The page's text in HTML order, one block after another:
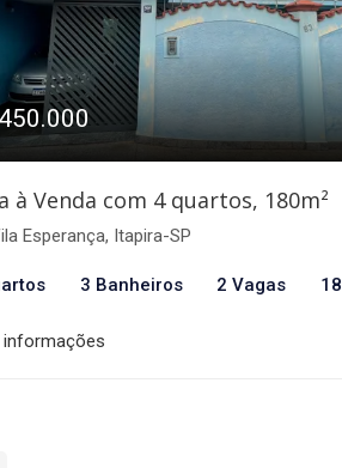
à Venda com 4 quartos, 180m²
Esperança, Itapira-SP
3 Banheiros 2 Vagas
informações